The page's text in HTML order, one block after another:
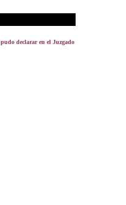
declarar en el Juzgado